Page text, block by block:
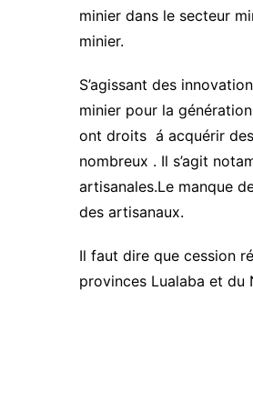
minier dans le secteur
minier.
S’agissant des
minier pour la
ont droits á acquérir
nombreux . Il s’agit
artisanales.Le manque
des artisanaux.
Il faut dire que cession
provinces Lualaba et du